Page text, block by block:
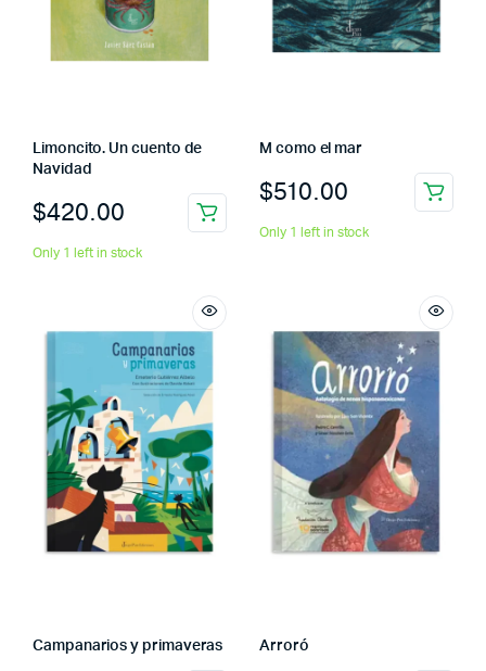
Limoncito. Un cuento de
Navidad
$420.00
Only 1 left in stock
M como el mar
$510.00
Only 1 left in stock
Campanarios y primaveras Arroró